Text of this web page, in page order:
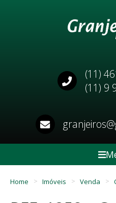
(11)
(11) 9
Home Imóveis Venda